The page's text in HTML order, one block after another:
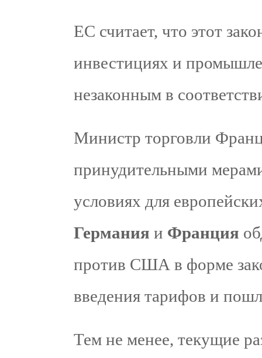
ЕС считает, что этот
инвестициях и
незаконным в
Министр торговли
принудительными
условиях для
Германия и Франция
против США в форме
введения тарифов и
Тем не менее, текущие